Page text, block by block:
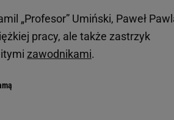
„Profesor” Umiński, Paweł
pracy, ale także zastrzyk
zawodnikami.